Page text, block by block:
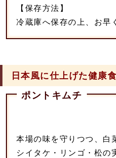
【保存方法】
冷蔵庫へ保存の上、お早
日本風に仕上げた健康
ポントキムチ
本場の味を守りつつ、白
シイタケ・リンゴ・松の